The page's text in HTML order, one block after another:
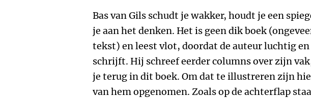
Bas van Gils schudt je wakker, houdt je een
je aan het denken. Het is geen dik boek
tekst) en leest vlot, doordat de auteur luchtig
schrijft. Hij schreef eerder columns over zijn
je terug in dit boek. Om dat te illustreren zijn
van hem opgenomen. Zoals op de achterflap